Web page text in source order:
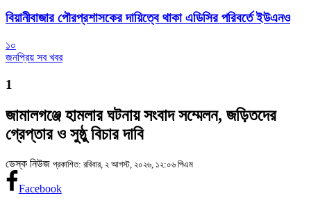
বিয়ানীবাজার পৌরপ্রশাসকের দায়িত্বে থাকা এডিসির পরিবর্তে ইউএনও
১০
জনপ্রিয় সব খবর
1
জামালগঞ্জে হামলার ঘটনায় সংবাদ সম্মেলন, জড়িতদের
গ্রেপ্তার ও সুষ্ঠু বিচার দাবি
ডেস্ক নিউজ প্রকাশিত: রবিবার, ২ আগস্ট, ২০২৬, ১২:০৬ পিএম
Facebook